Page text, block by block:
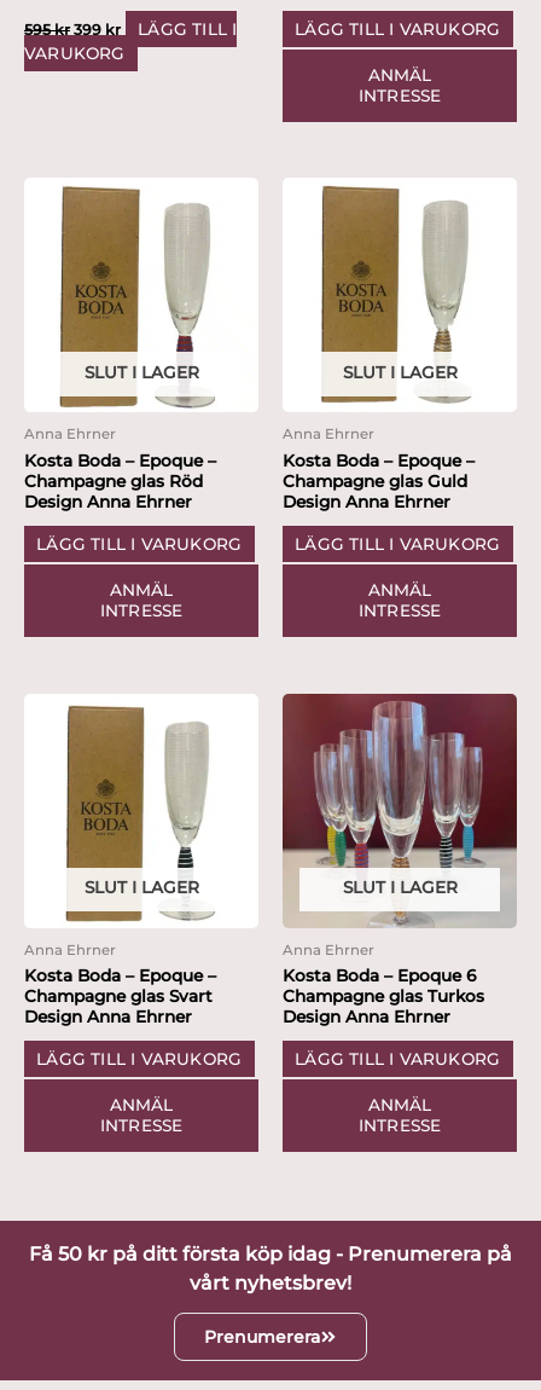
595kr 399 kr
LÄGG TILL I
VARUKORG
LÄGG TILL I VARUKORG
ANMÄL
INTRESSE
SLUT I LAGER
Anna Ehrner
Kosta Boda – Epoque –
Champagne glas Röd
Design Anna Ehrner
LÄGG TILL I VARUKORG
ANMÄL
INTRESSE
SLUT I LAGER
Anna Ehrner
Kosta Boda – Epoque –
Champagne glas Guld
Design Anna Ehrner
LÄGG TILL I VARUKORG
ANMÄL
INTRESSE
SLUT I LAGER
Anna Ehrner
Kosta Boda – Epoque –
Champagne glas Svart
Design Anna Ehrner
LÄGG TILL I VARUKORG
ANMÄL
INTRESSE
SLUT I LAGER
Anna Ehrner
Kosta Boda – Epoque 6
Champagne glas Turkos
Design Anna Ehrner
LÄGG TILL I VARUKORG
ANMÄL
INTRESSE
Få 50 kr på ditt första köp idag - Prenumerera på
vårt nyhetsbrev!
Prenumerera